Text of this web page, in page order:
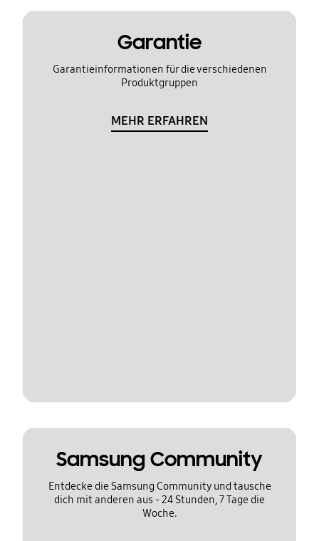
Garantie
Garantieinformationen für die verschiedenen
Produktgruppen
MEHR ERFAHREN
Samsung Community
Entdecke die Samsung Community und tausche
dich mit anderen aus - 24 Stunden, 7 Tage die
Woche.